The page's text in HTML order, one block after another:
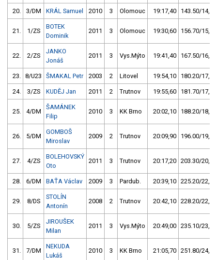
20. 3/DM KRÁL Samuel 2010 3 Olomouc 19:17,40 143.50/14,2
21. 1/ZS
BOTEK
Dominik
2011 3 Olomouc 19:30,60 156.70/15,5
22. 2/ZS
JANKO
Jonáš
2011 3 Vys.Mýto 19:41,40 167.50/16,5
23. 8/U23 ŠMAKAL Petr 2003 2 Litovel 19:54,10 180.20/17,8
24. 3/ZS KUDĚJ Jan 2011 2 Trutnov 19:55,60 181.70/17,9
25. 4/DM
ŠAMÁNEK
Filip
2010 3 KK Brno 20:02,10 188.20/18,6
26. 5/DM
GOMBOŠ
Miroslav
2009 2 Trutnov 20:09,90 196.00/19,3
27. 4/ZS
BOLEHOVSKÝ
Oto
2011 3 Trutnov 20:17,20 203.30/20,1
28. 6/DM BAŤA Václav 2009 3 Pardub. 20:39,10 225.20/22,2
29. 8/DS
STOLÍN
Antonín
2008 2 Trutnov 20:42,10 228.20/22,5
30. 5/ZS
JIROUŠEK
Milan
2011 3 Vys.Mýto 20:49,00 235.10/23,2
31. 7/DM
NEKUDA
Lukáš
2010 3 KK Brno 21:05,70 251.80/24,8